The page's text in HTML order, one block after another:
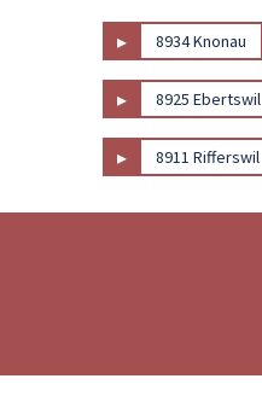
▸ 8934 Knonau
▸ 8925 Ebertswil
▸ 8911 Rifferswil